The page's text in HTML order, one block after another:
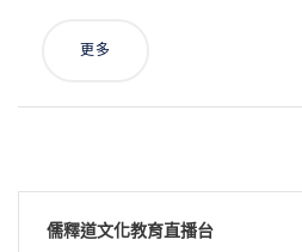
更多
儒釋道文化教育直播台